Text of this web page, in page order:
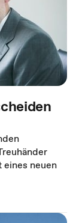
neuen